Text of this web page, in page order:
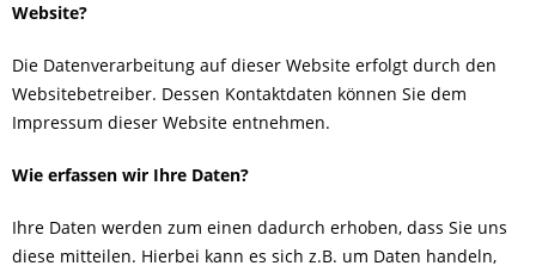
Website?
Die Datenverarbeitung auf dieser Website erfolgt durch den
Websitebetreiber. Dessen Kontaktdaten können Sie dem
Impressum dieser Website entnehmen.
Wie erfassen wir Ihre Daten?
Ihre Daten werden zum einen dadurch erhoben, dass Sie uns
diese mitteilen. Hierbei kann es sich z.B. um Daten handeln,